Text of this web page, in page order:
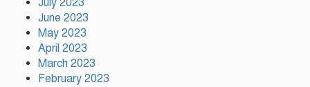
July 2023
June 2023
May 2023
April 2023
March 2023
February 2023